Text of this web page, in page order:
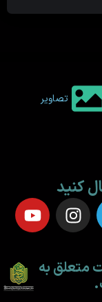
تصاویر
کنید
متعلق به